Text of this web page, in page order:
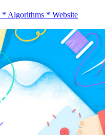
* Algorithms * Website